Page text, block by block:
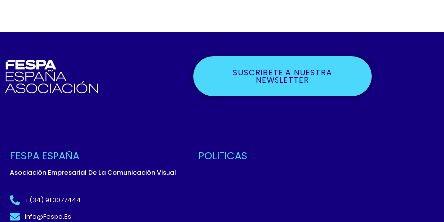
SUSCRIBETE A NUESTRA
NEWSLETTER
FESPA ESPAÑA
Asociación Empresarial De La Comunicación Visual
+(34) 91 3077444
Info@fespa.es
POLITICAS